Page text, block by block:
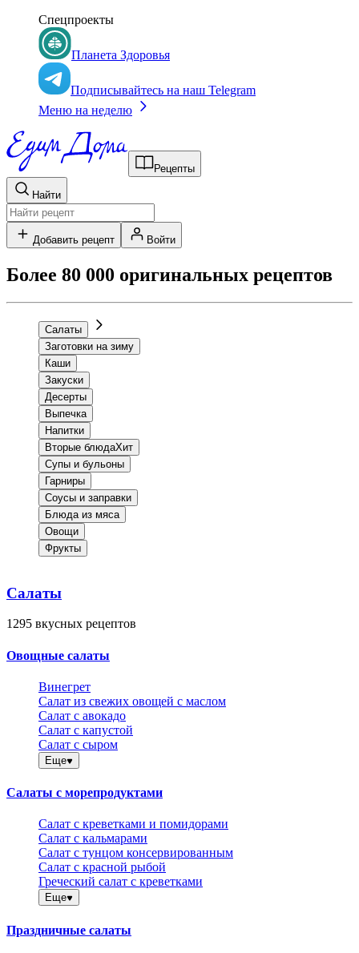
Спецпроекты
Планета Здоровья
Подписывайтесь на наш Telegram
Меню на неделю
Рецепты
Найти
Добавить рецепт Войти
Более 80 000 оригинальных рецептов
Салаты
Заготовки на зиму
Каши
Закуски
Десерты
Выпечка
Напитки
Вторые блюдаХит
Супы и бульоны
Гарниры
Соусы и заправки
Блюда из мяса
Овощи
Фрукты
Салаты
1295 вкусных рецептов
Овощные салаты
Винегрет
Салат из свежих овощей с маслом
Салат с авокадо
Салат с капустой
Салат с сыром
Еще
Салаты с морепродуктами
Салат с креветками и помидорами
Салат с кальмарами
Салат с тунцом консервированным
Салат с красной рыбой
Греческий салат с креветками
Еще
Праздничные салаты